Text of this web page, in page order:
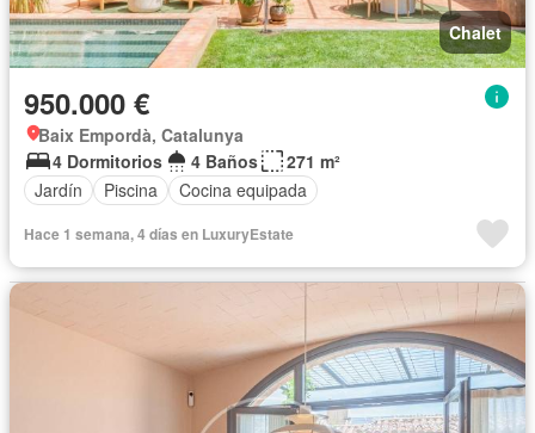
Chalet
950.000 €
Baix Empordà, Catalunya
4 Dormitorios
4 Baños
271 m²
Jardín
Piscina Cocina equipada
Hace 1 semana, 4 días en LuxuryEstate